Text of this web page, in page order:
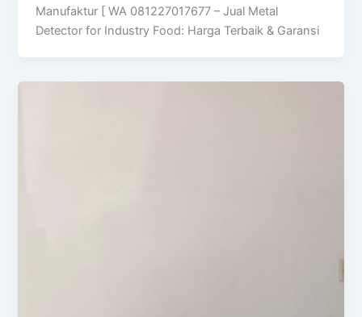
Manufaktur [ WA 081227017677 – Jual Metal
Detector for Industry Food: Harga Terbaik & Garansi